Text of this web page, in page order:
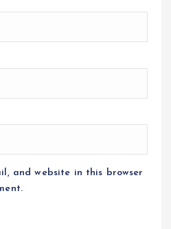
and website in this browser